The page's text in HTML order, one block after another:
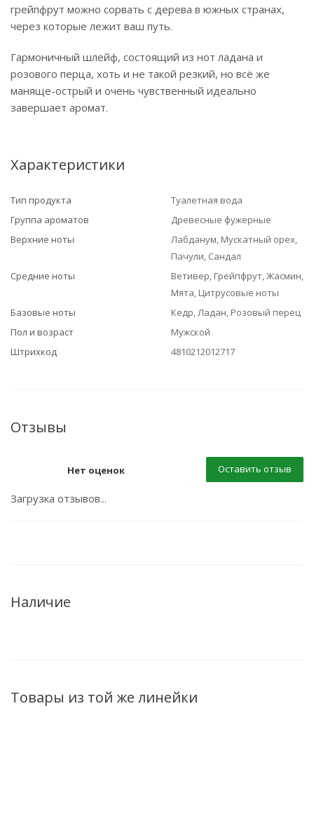
грейпфрут можно сорвать с дерева в южных странах,
через которые лежит ваш путь.
Гармоничный шлейф, состоящий из нот ладана и
розового перца, хоть и не такой резкий, но всё же
маняще-острый и очень чувственный идеально
завершает аромат.
Характеристики
Тип продукта
Туалетная вода
Группа ароматов
Древесные фужерные
Верхние ноты
Лабданум, Мускатный орех,
Пачули, Сандал
Средние ноты
Ветивер, Грейпфрут, Жасмин,
Мята, Цитрусовые ноты
Базовые ноты
Кедр, Ладан, Розовый перец
Пол и возраст
Мужской
Штрихкод
4810212012717
Отзывы
Нет оценок Оставить отзыв
Загрузка отзывов...
Наличие
Товары из той же линейки